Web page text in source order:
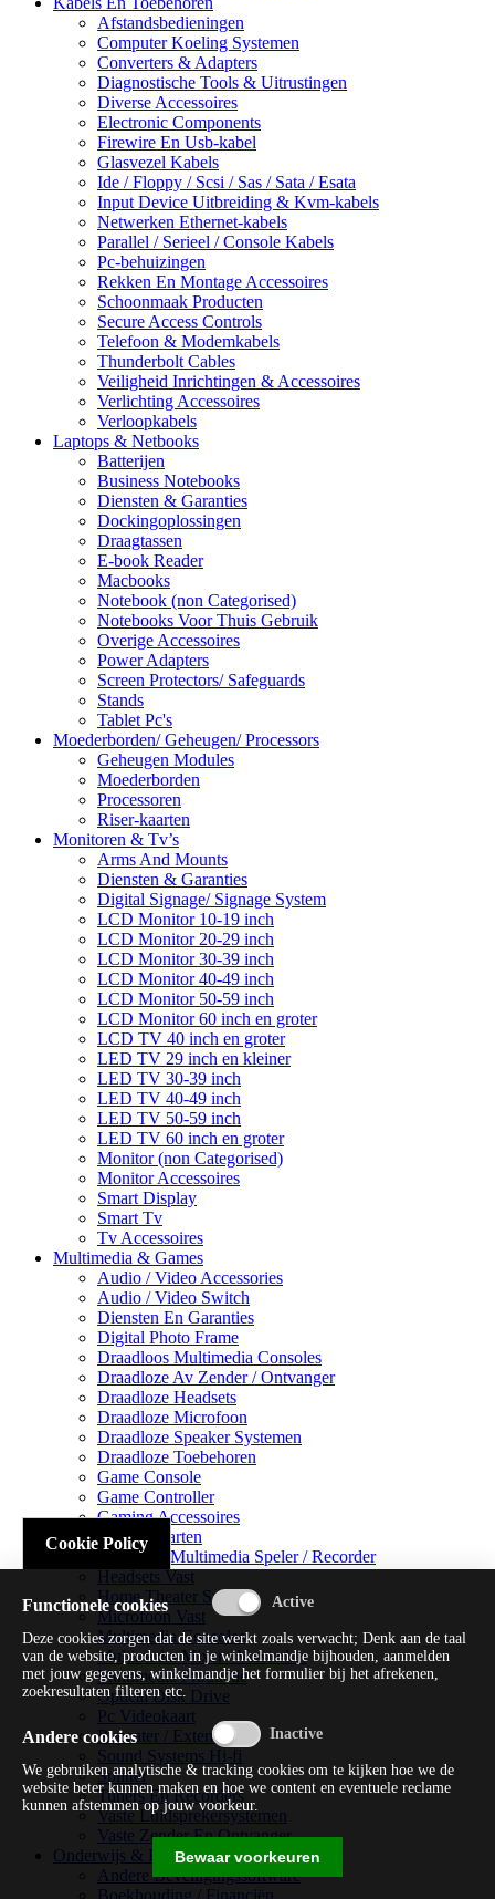
Afstandsbedieningen
Computer Koeling Systemen
Converters & Adapters
Diagnostische Tools & Uitrustingen
Diverse Accessoires
Electronic Components
Firewire En Usb-kabel
Glasvezel Kabels
Ide / Floppy / Scsi / Sas / Sata / Esata
Input Device Uitbreiding & Kvm-kabels
Netwerken Ethernet-kabels
Parallel / Serieel / Console Kabels
Pc-behuizingen
Rekken En Montage Accessoires
Schoonmaak Producten
Secure Access Controls
Telefoon & Modemkabels
Thunderbolt Cables
Veiligheid Inrichtingen & Accessoires
Verlichting Accessoires
Verloopkabels
Laptops & Netbooks
Batterijen
Business Notebooks
Diensten & Garanties
Dockingoplossingen
Draagtassen
E-book Reader
Macbooks
Notebook (non Categorised)
Notebooks Voor Thuis Gebruik
Overige Accessoires
Power Adapters
Screen Protectors/ Safeguards
Stands
Tablet Pc's
Moederborden/ Geheugen/ Processors
Geheugen Modules
Moederborden
Processoren
Riser-kaarten
Monitoren & Tv’s
Arms And Mounts
Diensten & Garanties
Digital Signage/ Signage System
LCD Monitor 10-19 inch
LCD Monitor 20-29 inch
LCD Monitor 30-39 inch
LCD Monitor 40-49 inch
LCD Monitor 50-59 inch
LCD Monitor 60 inch en groter
LCD TV 40 inch en groter
LED TV 29 inch en kleiner
LED TV 30-39 inch
LED TV 40-49 inch
LED TV 50-59 inch
LED TV 60 inch en groter
Monitor (non Categorised)
Monitor Accessoires
Smart Display
Smart Tv
Tv Accessoires
Multimedia & Games
Audio / Video Accessories
Audio / Video Switch
Diensten En Garanties
Digital Photo Frame
Draadloos Multimedia Consoles
Draadloze Av Zender / Ontvanger
Draadloze Headsets
Draadloze Microfoon
Draadloze Speaker Systemen
Draadloze Toebehoren
Game Console
Game Controller
Gaming Accessoires
Geluidskaarten
Handheld Multimedia Speler / Recorder
Headsets Vast
Home Theater Systems
Microfoon Vast
Multimedia Consoles
Multimedia Mixer / Versterker
Multimedia Productie
Optical Disk Drive
Pc Videokaart
Repeater / Extender
Sound Systems Hi-fi
Splitter
Tuners En Recorders
Vaste Luidsprekersystemen
Vaste Zender En Ontvanger
Onderwijs & Recreatie
Andere Beveiligingssoftware
Cookie Policy
Functionele cookies
Deze cookies zorgen dat de site werkt zoals verwacht; Denk aan de taal
van de website, producten in je winkelmandje bijhouden, aanmelden
met jouw gegevens, winkelmandje het formulier bij het afrekenen,
zoekresultaten filteren etc.
Andere cookies
We gebruiken analytische & tracking cookies om te kijken hoe we de
website beter kunnen maken en hoe we content en eventuele reclame
kunnen afstemmen op jouw voorkeur.
Bewaar voorkeuren